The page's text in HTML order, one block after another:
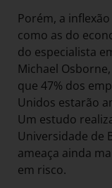
Porém, a
como as do
do especialista
Michael
que 47% dos
Unidos estarão
Um estudo
Universidade de
ameaça ainda
em risco.